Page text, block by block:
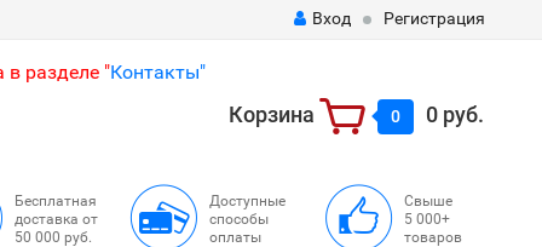
Вход Регистрация
разделе "Контакты"
Корзина 0 0 руб.
Бесплатная
доставка от
50 000 руб.
Доступные
способы
оплаты
Свыше
5 000+
товаров